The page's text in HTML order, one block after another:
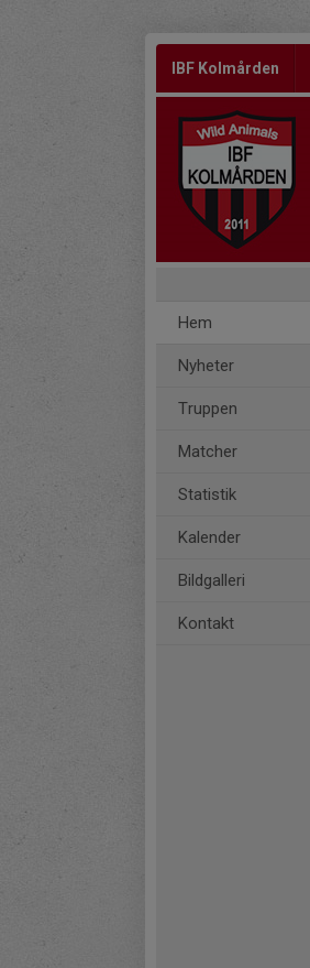
IBF Kolmården
Hem
Nyheter
Truppen
Matcher
Statistik
Kalender
Bildgalleri
Kontakt